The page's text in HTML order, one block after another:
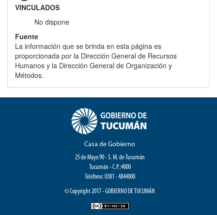
VINCULADOS
No dispone
Fuente
La información que se brinda en esta página es
proporcionada por la Dirección General de Recursos
Humanos y la Dirección General de Organización y
Métodos.
Casa de Gobierno
25 de Mayo 90 - S. M. de Tucumán
Tucumán - C.P.:4000
Teléfono: 0381 - 4844000
© Copyright 2017 - GOBIERNO DE TUCUMÁN